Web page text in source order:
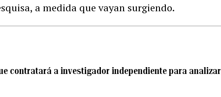
a medida que vayan surgiendo.
contratará a investigador independiente para analizar